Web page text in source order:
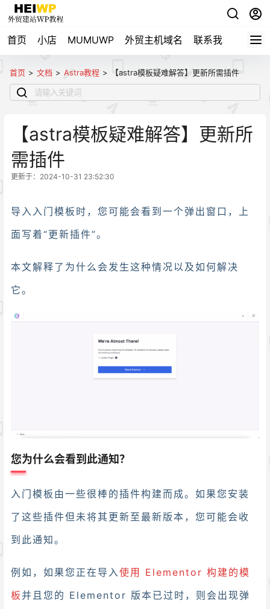
首页 小店 MUMUWP 外贸主机域名 联系我 自用导
首页 > 文档 > Astra教程 > 【astra模板疑难解答】更新所需插件
【astra模板疑难解答】更新所
需插件
更新于：2024-10-31 23:52:30
导入入门模板时，您可能会看到一个弹出窗口，上
面写着“更新插件”。
本文解释了为什么会发生这种情况以及如何解决
它。
您为什么会看到此通知？
入门模板由一些很棒的插件构建而成。如果您安装
了这些插件但未将其更新至最新版本，您可能会收
到此通知。
例如，如果您正在导入 使用 Elementor 构建的模
板并且您的 Elementor 版本已过时，则会出现弹